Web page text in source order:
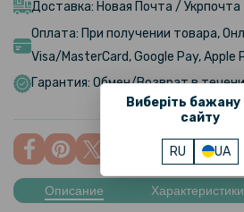
Виберіть бажану
сайту
RU UA
299 грн
Гидрогелевая пленка iNobi Matte для
373 грн
439 грн
Чехол - книжка Fabric Texture для Tecno
Доставка: Новая Почта / Укрпочта
Оплата: При получении товара,
Visa/MasterCard, Google Pay, Apple
Гарантия: Обмен/Возврат в
Описание Характеристики